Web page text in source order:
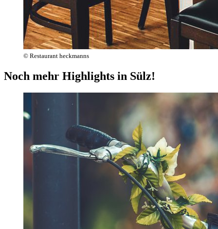
© Restaurant heckmanns
Noch mehr Highlights in Sülz!